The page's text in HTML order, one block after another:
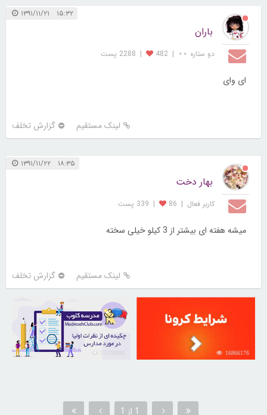
۱۵:۳۲ ۱۳۹۱/۱۱/۲۱
باران
دو ستاره ⋆⋆ |
482
| 2288 پست
ای وای
لینک مستقیم گزارش تخلف
۱۸:۳۵ ۱۳۹۱/۱۱/۲۲
بهار دخت
کاربر فعال |
86
| 339 پست
میشه هفته ای بیشتر از 3 کیلو خیلی سخته
لینک مستقیم گزارش تخلف
16866176
1 از 1